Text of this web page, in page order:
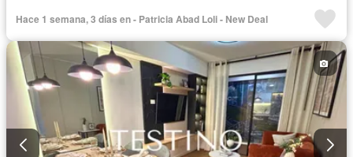
Hace 1 semana, 3 días en - Patricia Abad Loli - New Deal